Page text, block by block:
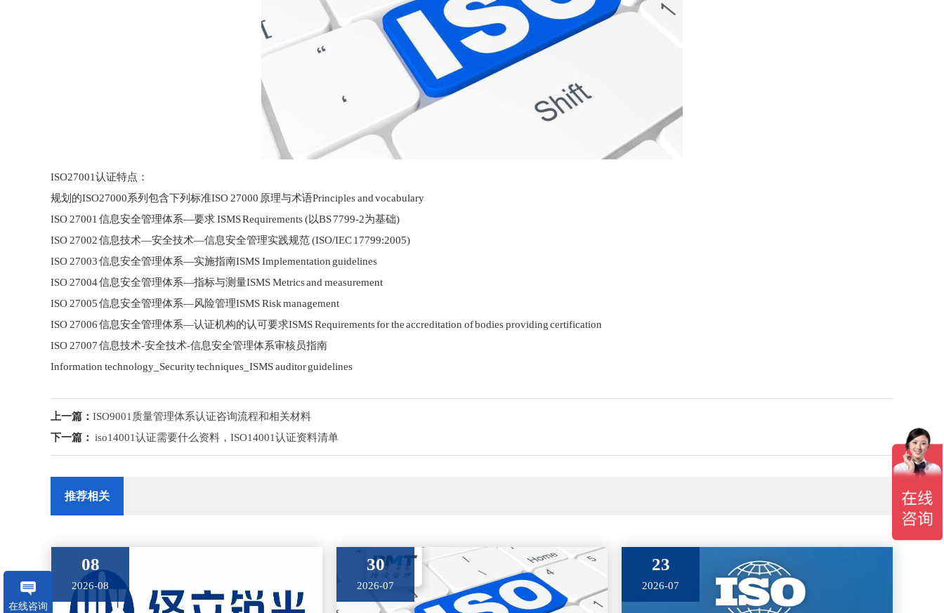
ISO27001认证特点：
规划的ISO27000系列包含下列标准ISO 27000 原理与术语Principles and vocabulary
ISO 27001 信息安全管理体系—要求 ISMS Requirements (以BS 7799-2为基础)
ISO 27002 信息技术—安全技术—信息安全管理实践规范 (ISO/IEC 17799:2005)
ISO 27003 信息安全管理体系—实施指南ISMS Implementation guidelines
ISO 27004 信息安全管理体系—指标与测量ISMS Metrics and measurement
ISO 27005 信息安全管理体系—风险管理ISMS Risk management
ISO 27006 信息安全管理体系—认证机构的认可要求ISMS Requirements for the accreditation of bodies providing certification
ISO 27007 信息技术-安全技术-信息安全管理体系审核员指南
Information technology_Security techniques_ISMS auditor guidelines
上一篇： ISO9001质量管理体系认证咨询流程和相关材料
下一篇： iso14001认证需要什么资料，ISO14001认证资料清单
推荐相关
08
2026-08
30
2026-07
23
2026-07
在线咨询